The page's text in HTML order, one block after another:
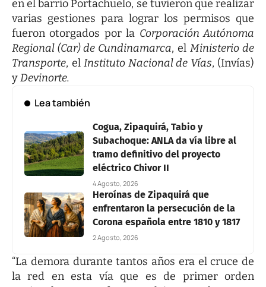
en el barrio Portachuelo, se tuvieron que realizar
varias gestiones para lograr los permisos que
fueron otorgados por la Corporación Autónoma
Regional (Car) de Cundinamarca, el Ministerio de
Transporte, el Instituto Nacional de Vías, (Invías)
yDevinorte.
Lea también
Cogua, Zipaquirá, Tabio y
Subachoque: ANLA da vía libre al
tramo definitivo del proyecto
eléctrico Chivor II
4 Agosto, 2026
Heroínas de Zipaquirá que
enfrentaron la persecución de la
Corona española entre 1810 y 1817
2 Agosto, 2026
“La demora durante tantos años era el cruce de
la red en esta vía que es de primer orden